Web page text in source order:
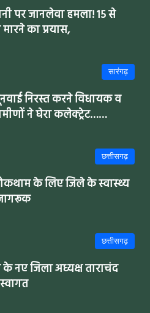
पर जानलेवा हमला! 15 से
का प्रयास,
सारंगढ़
निरस्त करने विधायक व
ने घेरा कलेक्ट्रेट……
छत्तीसगढ़
के लिए जिले के स्वास्थ्य
छत्तीसगढ़
नए जिला अध्यक्ष ताराचंद